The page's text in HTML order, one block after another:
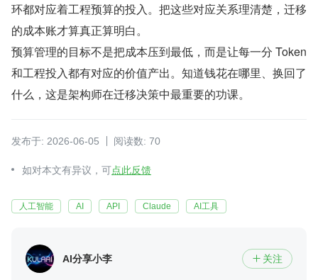
环都对应着工程预算的投入。把这些对应关系理清楚，迁移
的成本账才算真正算明白。
预算管理的目标不是把成本压到最低，而是让每一分 Token
和工程投入都有对应的价值产出。知道钱花在哪里、换回了
什么，这是架构师在迁移决策中最重要的功课。
发布于: 2026-06-05 阅读数: 70
如对本文有异议，可点此反馈
人工智能 AI API Claude AI工具
AI分享小李  关注